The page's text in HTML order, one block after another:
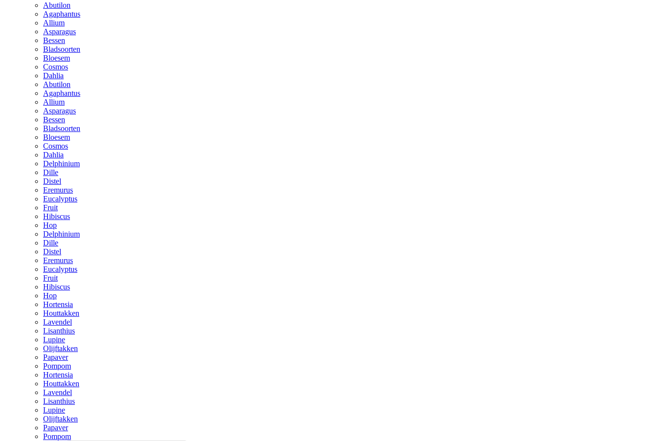
Abutilon
Agaphantus
Allium
Asparagus
Bessen
Bladsoorten
Bloesem
Cosmos
Dahlia
Abutilon
Agaphantus
Allium
Asparagus
Bessen
Bladsoorten
Bloesem
Cosmos
Dahlia
Delphinium
Dille
Distel
Eremurus
Eucalyptus
Fruit
Hibiscus
Hop
Delphinium
Dille
Distel
Eremurus
Eucalyptus
Fruit
Hibiscus
Hop
Hortensia
Houttakken
Lavendel
Lisanthius
Lupine
Olijftakken
Papaver
Pompom
Hortensia
Houttakken
Lavendel
Lisanthius
Lupine
Olijftakken
Papaver
Pompom